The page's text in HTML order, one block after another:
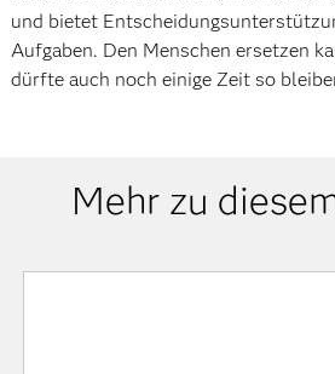
und bietet
Aufgaben. Den Menschen ersetzen
dürfte auch noch einige Zeit so
Mehr zu